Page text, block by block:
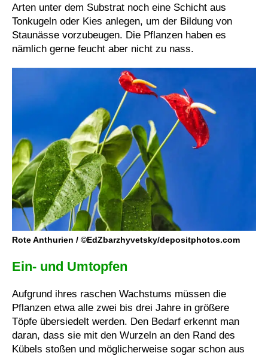
Arten unter dem Substrat noch eine Schicht aus
Tonkugeln oder Kies anlegen, um der Bildung von
Staunässe vorzubeugen. Die Pflanzen haben es
nämlich gerne feucht aber nicht zu nass.
Rote Anthurien / ©EdZbarzhyvetsky/depositphotos.com
Ein- und Umtopfen
Aufgrund ihres raschen Wachstums müssen die
Pflanzen etwa alle zwei bis drei Jahre in größere
Töpfe übersiedelt werden. Den Bedarf erkennt man
daran, dass sie mit den Wurzeln an den Rand des
Kübels stoßen und möglicherweise sogar schon aus